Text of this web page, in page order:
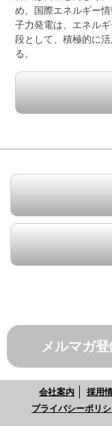
め、国際エネルギー
子力発電は、エネル
段として、積極的に
る。
メルマガ
会社案内 採用
プライバシーポリ